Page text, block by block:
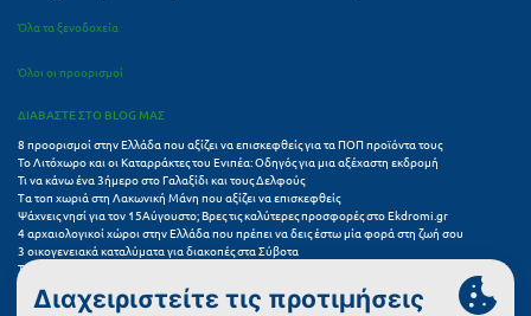
Πήλιο
Πιερία
Πλαταμώνας
Όλα τα ξενοδοχεία
Όλοι οι προορισμοί
ΔΙΑΒΑΣΤΕ ΣΤΟ BLOG ΜΑΣ
8 προορισμοί στην Ελλάδα που αξίζει να επισκεφθείς για τα ΠΟΠ προϊόντα τους
Το Λιτόχωρο και οι Καταρράκτες του Ενιπέα: Οδηγός για μια αξέχαστη εκδρομή
Τι να κάνω ένα 3ήμερο στο Γαλαξίδι και τους Δελφούς
Τα τοπ χωριά στη Λακωνική Μάνη που αξίζει να επισκεφθείς
Ψάχνεις νησί για τον 15Αύγουστο; Βρες τις καλύτερες προσφορές στο Ekdromi.gr
4 αρχαιολογικοί χώροι στην Ελλάδα που πρέπει να δεις έστω μία φορά στη ζωή σου
3 οικογενειακά καταλύματα για διακοπές στα Σύβοτα
Τα 11 καλύτερα καλοκαιρινά resorts στην Ελλάδα
7 μικρά ελληνικά νησιά για αξέχαστες καλοκαιρινές διακοπές
5+1 ινσταγκραμικές παραλίες στην Ελλάδα που αξίζουν μια θέση στο feed σου